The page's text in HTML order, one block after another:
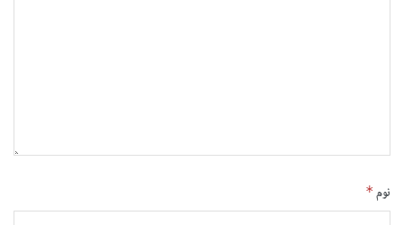
نوم*